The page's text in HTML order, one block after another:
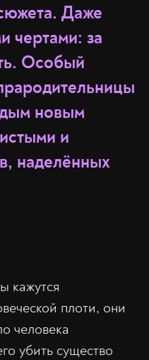
Даже
чертами: за
Особый
новым
и
наделённых
кажутся
плоти, они
человека
убить существо